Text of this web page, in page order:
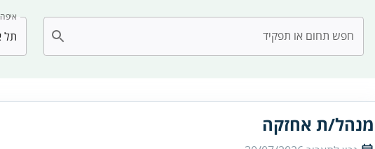
חפש תחום או תפקיד
איפה
מנהל/ת אחזקה